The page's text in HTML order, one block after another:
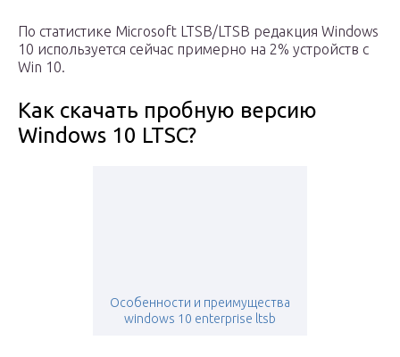
По статистике Microsoft LTSB/LTSB редакция Windows
10 используется сейчас примерно на 2% устройств с
Win 10.
Как скачать пробную версию
Windows 10 LTSC?
Особенности и преимущества
windows 10 enterprise ltsb